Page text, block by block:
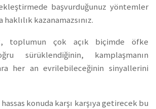
başvurduğunuz yöntemler
kazanamazsınız.
toplumun çok açık biçimde öfke
sürüklendiğinin, kamplaşmanın
her an evrilebileceğinin sinyallerini
konuda karşı karşıya getirecek bu